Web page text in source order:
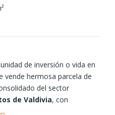
de inversión o vida en
vende hermosa parcela de
del sector
de Valdivia, con